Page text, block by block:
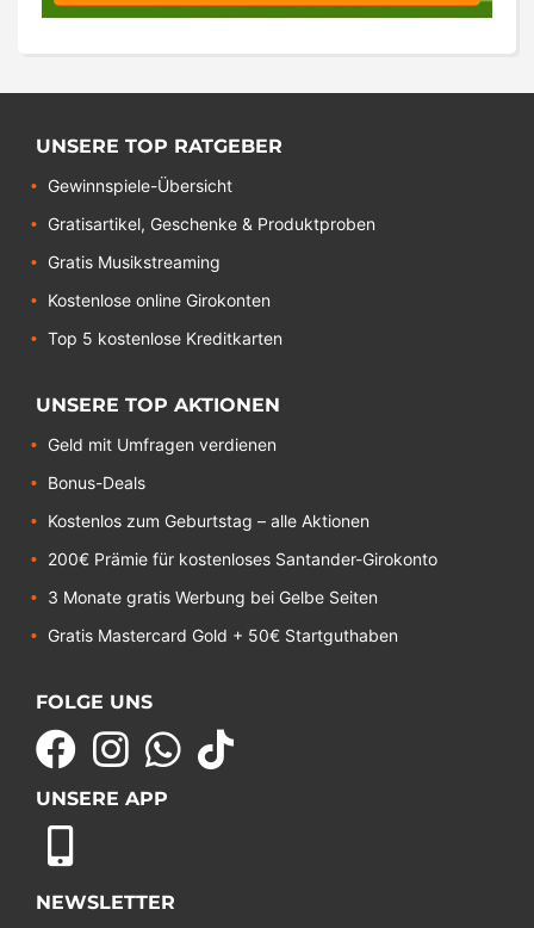
UNSERE TOP RATGEBER
Gewinnspiele-Übersicht
Gratisartikel, Geschenke & Produktproben
Gratis Musikstreaming
Kostenlose online Girokonten
Top 5 kostenlose Kreditkarten
UNSERE TOP AKTIONEN
Geld mit Umfragen verdienen
Bonus-Deals
Kostenlos zum Geburtstag – alle Aktionen
200€ Prämie für kostenloses Santander-Girokonto
3 Monate gratis Werbung bei Gelbe Seiten
Gratis Mastercard Gold + 50€ Startguthaben
FOLGE UNS
UNSERE APP
NEWSLETTER